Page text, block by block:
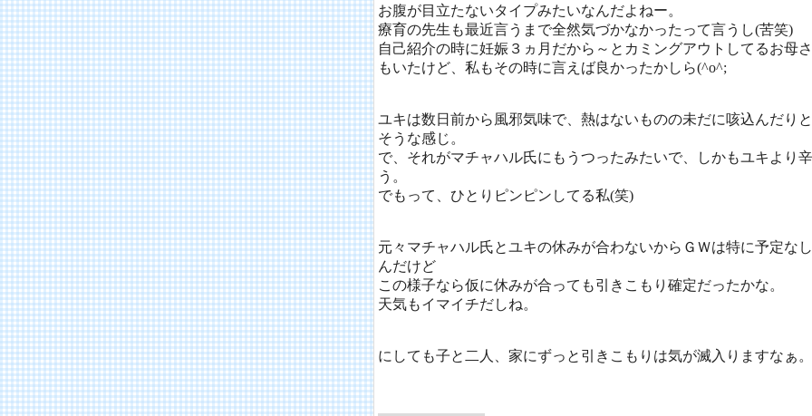
お腹が目立たないタイプみたいなんだよねー。
療育の先生も最近言うまで全然気づかなかったって言うし(苦笑)
自己紹介の時に妊娠３ヵ月だから～とカミングアウトしてるお母
もいたけど、私もその時に言えば良かったかしら(^o^;
ユキは数日前から風邪気味で、熱はないものの未だに咳込んだり
そうな感じ。
で、それがマチャハル氏にもうつったみたいで、しかもユキより
う。
でもって、ひとりピンピンしてる私(笑)
元々マチャハル氏とユキの休みが合わないからＧＷは特に予定な
んだけど
この様子なら仮に休みが合っても引きこもり確定だったかな。
天気もイマイチだしね。
にしても子と二人、家にずっと引きこもりは気が滅入りますなぁ